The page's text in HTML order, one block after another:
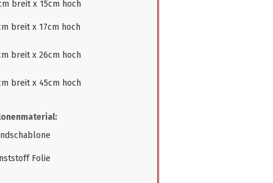
breit x 15cm hoch
breit x 17cm hoch
breit x 26cm hoch
breit x 45cm hoch
Folie